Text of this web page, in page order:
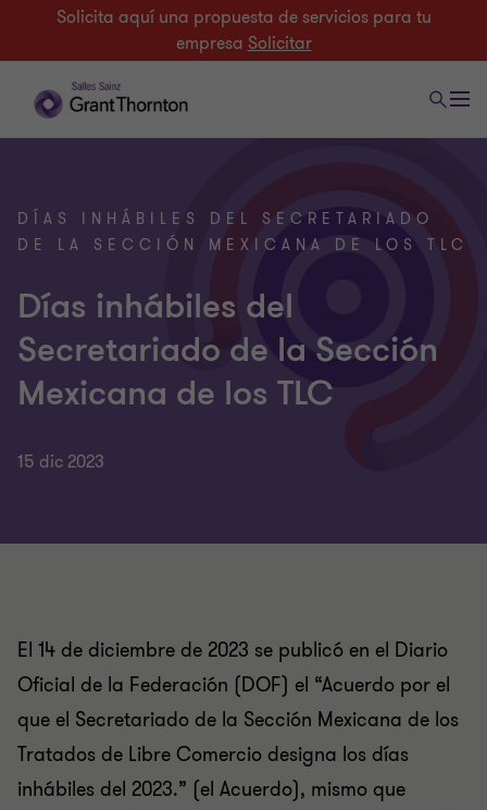
Solicita aquí una propuesta de servicios para tu
empresa Solicitar
DÍAS INHÁBILES DEL SECRETARIADO
DE LA SECCIÓN MEXICANA DE LOS TLC
Días inhábiles del
Secretariado de la Sección
Mexicana de los TLC
15 dic 2023
El 14 de diciembre de 2023 se publicó en el Diario
Oficial de la Federación (DOF) el “Acuerdo por el
que el Secretariado de la Sección Mexicana de los
Tratados de Libre Comercio designa los días
inhábiles del 2023.” (el Acuerdo), mismo que